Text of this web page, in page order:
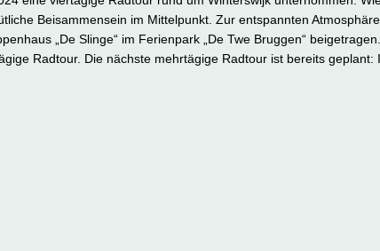
Beisammensein im Mittelpunkt. Zur entspannten
„De Slinge“ im Ferienpark „De Twe Bruggen“
Radtour. Die nächste mehrtägige Radtour ist bereits geplant: